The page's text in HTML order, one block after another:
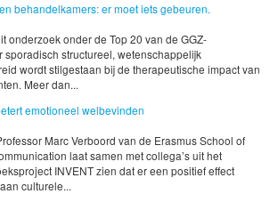
behandelkamers: er moet iets gebeuren.
onderzoek onder de Top 20 van de GGZ-
sporadisch structureel, wetenschappelijk
wordt stilgestaan bij de therapeutische impact van
Meer dan...
emotioneel welbevinden
Marc Verboord van de Erasmus School of
laat samen met collega’s uit het
INVENT zien dat er een positief effect
culturele...